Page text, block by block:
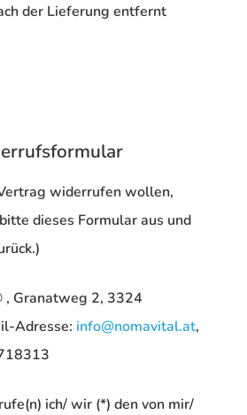
der Lieferung entfernt
widerrufen wollen,
dieses Formular aus und
, Granatweg 2, 3324
Adresse: info@nomavital.at,
ich/ wir (*) den von mir/